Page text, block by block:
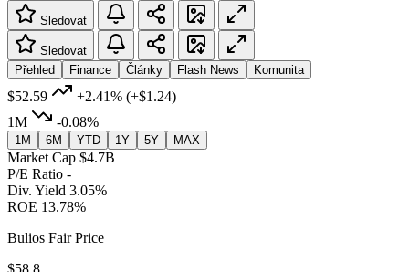
Sledovat
Sledovat
Přehled
Finance Články Flash News Komunita
$52.59 +2.41% (+$1.24)
1M
-0.08%
1M 6M YTD 1Y 5Y MAX
Market Cap $4.7B
P/E Ratio -
Div. Yield 3.05%
ROE 13.78%
Bulios Fair Price
$58.8